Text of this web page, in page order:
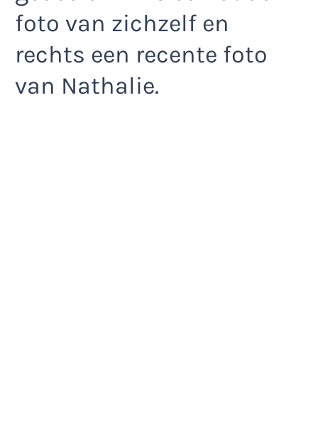
foto van zichzelf en
rechts een recente foto
van Nathalie.